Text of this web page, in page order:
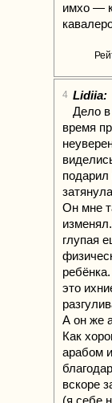
имхо —
4 Lidiia:
Дело
время
Он мне
глупая
это
А он же
Как
арабом
вскоре
(я себе